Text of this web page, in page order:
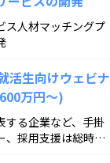
ス人材マッチングプ
活生向けウェビナ
万円〜)
する企業など、手掛
、採用支援は総時価